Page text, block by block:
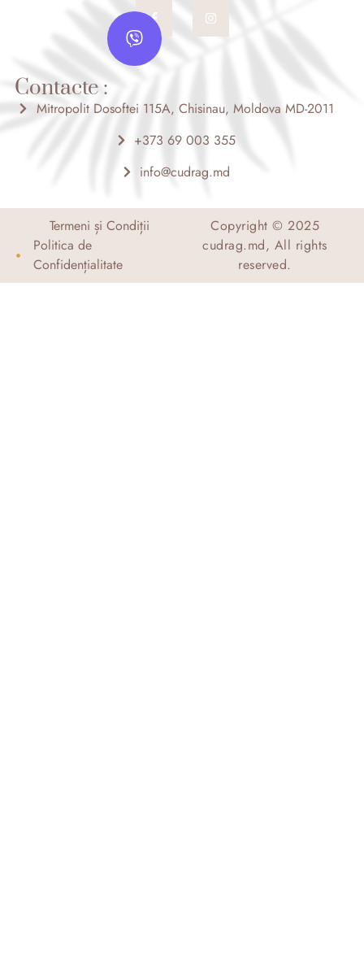
a
c
b
o
-
f
n
s
t
m
V
i
b
e
Contacte :
Mitropolit Dosoftei 115A, Chisinau, Moldova MD-2011
+373 69 003 355
info@cudrag.md
Termeni și Condiții
Politica de
Confidențialitate
Copyright © 2025
cudrag.md, All rights
reserved.